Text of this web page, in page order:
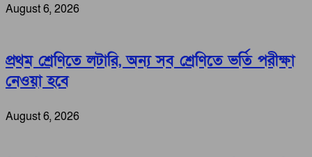
August 6, 2026
প্রথম শ্রেণিতে লটারি, অন্য সব শ্রেণিতে ভর্তি পরীক্ষা
নেওয়া হবে
August 6, 2026